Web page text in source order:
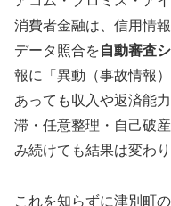
消費者金融は、信用情
データ照合を自動審査
報に「異動（事故情報
あっても収入や返済能
滞・任意整理・自己破
み続けても結果は変わり
これを知らずに津別町